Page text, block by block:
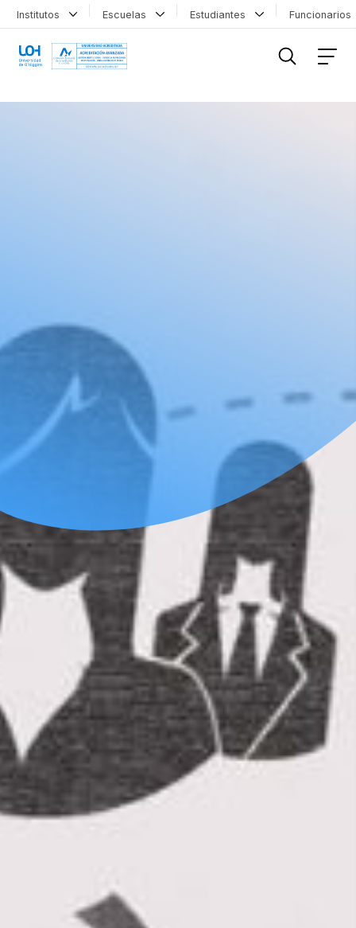
Institutos Escuelas Estudiantes